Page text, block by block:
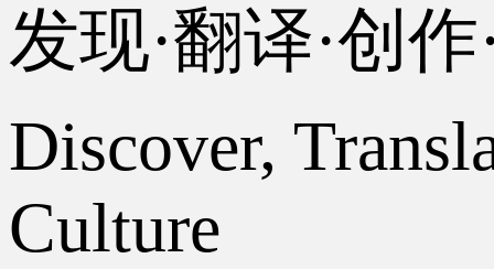
发现·翻译·创
Discover,
Culture